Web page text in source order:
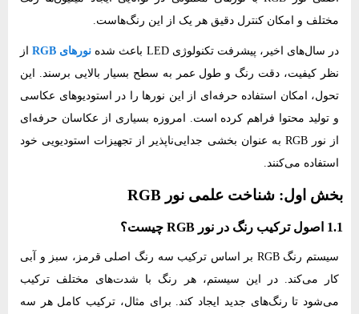
مختلف و امکان کنترل دقیق هر یک از این رنگ‌هاست.
در سال‌های اخیر، پیشرفت تکنولوژی LED باعث شده نورهای RGB
از
نظر کیفیت، دقت رنگ و طول عمر به سطح بسیار بالایی برسند. این
تحول، امکان استفاده حرفه‌ای از این نورها را در استودیوهای عکاسی
و تولید محتوا فراهم کرده است. امروزه بسیاری از عکاسان حرفه‌ای
از نور RGB به عنوان بخشی جدایی‌ناپذیر از تجهیزات استودیویی خود
استفاده می‌کنند.
بخش اول: شناخت علمی نور RGB
1.1 اصول ترکیب رنگ در نور RGB چیست؟
سیستم رنگ RGB بر اساس ترکیب سه رنگ اصلی قرمز، سبز و آبی
کار می‌کند. در این سیستم، هر رنگ با شدت‌های مختلف ترکیب
می‌شود تا رنگ‌های جدید ایجاد کند. برای مثال، ترکیب کامل هر سه